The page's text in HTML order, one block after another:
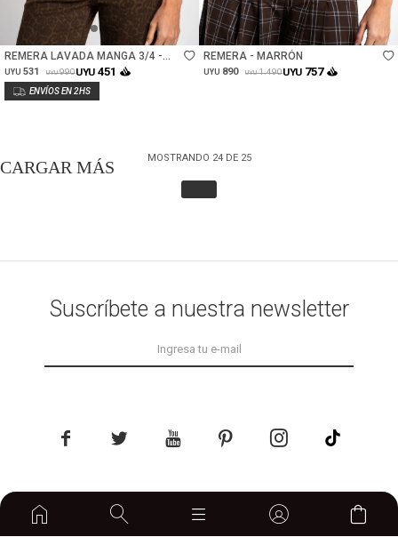
home 
Talle
REMERA LAVADA MANGA 3/4 -
PISTACHO
UYU 531 UYU 990UYU 451
Talle
REMERA - MARRÓN
UYU 890 UYU 1.490UYU 757
MOSTRANDO 24DE 25
Suscríbete a nuestra newsletter
    